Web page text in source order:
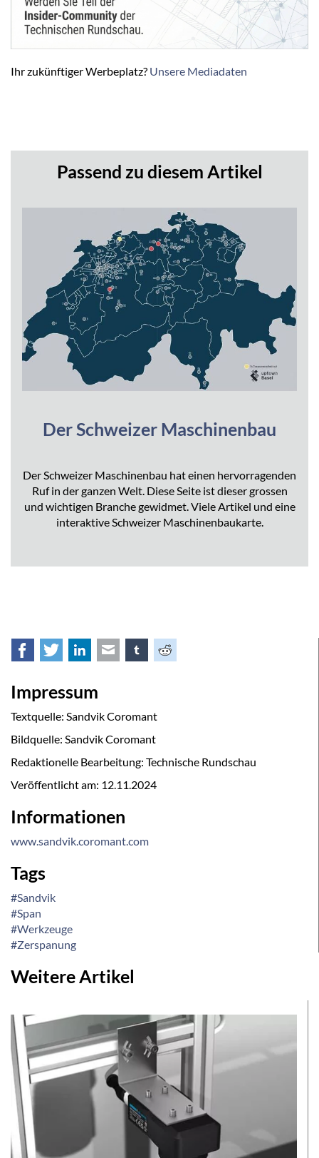
Ihr zukünftiger Werbeplatz? Unsere Mediadaten
Passend zu diesem Artikel
Der Schweizer Maschinenbau
Der Schweizer Maschinenbau hat einen hervorragenden
Ruf in der ganzen Welt. Diese Seite ist dieser grossen
und wichtigen Branche gewidmet. Viele Artikel und eine
interaktive Schweizer Maschinenbaukarte.
Facebook
TwitterLinkedInE-mail tumblrReddit
Impressum
Textquelle: Sandvik Coromant
Bildquelle: Sandvik Coromant
Redaktionelle Bearbeitung: Technische Rundschau
Veröffentlicht am: 12.11.2024
Informationen
www.sandvik.coromant.com
Tags
#Sandvik
#Span
#Werkzeuge
#Zerspanung
Weitere Artikel